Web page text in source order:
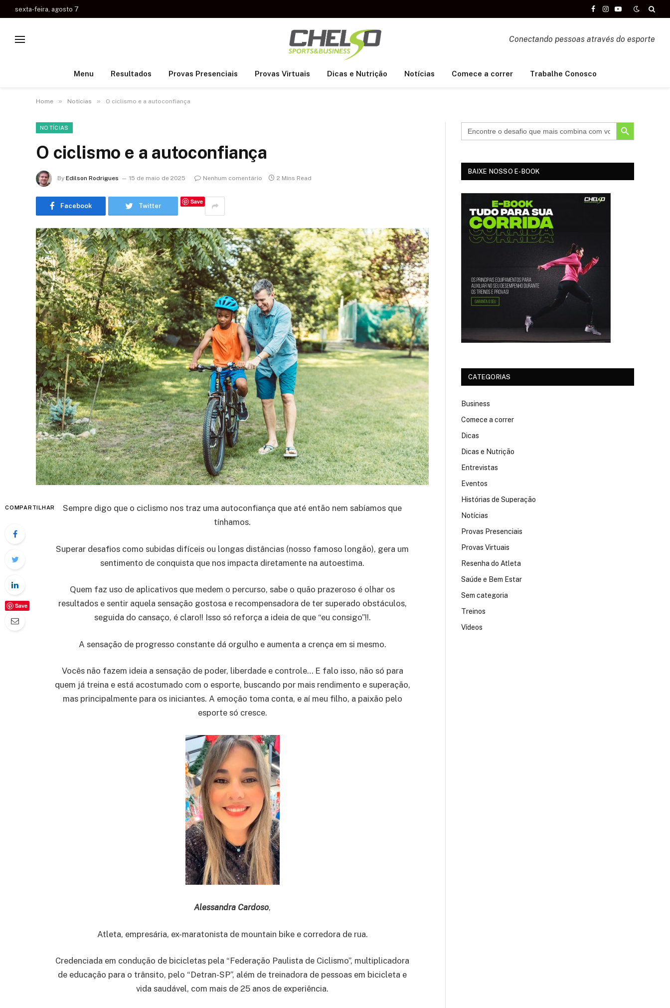
sexta-feira, agosto 7
Facebook
Instagram
YouTube
Conectando pessoas através do esporte
Menu Resultados Provas Presenciais Provas Virtuais Dicas e Nutrição Notícias Comece a correr Trabalhe Conosco
Home » Notícias » O ciclismo e a autoconfiança
NOTÍCIAS
O ciclismo e a autoconfiança
By Edilson Rodrigues 15 de maio de 2025 Nenhum comentário 2 Mins Read
Facebook Twitter
Save
COMPARTILHAR
Save
Sempre digo que o ciclismo nos traz uma autoconfiança que até então nem sabíamos que
tínhamos.
Superar desafios como subidas difíceis ou longas distâncias (nosso famoso longão), gera um
sentimento de conquista que nos impacta diretamente na autoestima.
Quem faz uso de aplicativos que medem o percurso, sabe o quão prazeroso é olhar os
resultados e sentir aquela sensação gostosa e recompensadora de ter superado obstáculos,
seguida do cansaço, é claro!! Isso só reforça a ideia de que “eu consigo”!!.
A sensação de progresso constante dá orgulho e aumenta a crença em si mesmo.
Vocês não fazem ideia a sensação de poder, liberdade e controle… E falo isso, não só para
quem já treina e está acostumado com o esporte, buscando por mais rendimento e superação,
mas principalmente para os iniciantes. A emoção toma conta, e aí meu filho, a paixão pelo
esporte só cresce.
Alessandra Cardoso,
Atleta, empresária, ex-maratonista de mountain bike e corredora de rua.
Credenciada em condução de bicicletas pela “Federação Paulista de Ciclismo”, multiplicadora
de educação para o trânsito, pelo “Detran-SP”, além de treinadora de pessoas em bicicleta e
vida saudável, com mais de 25 anos de experiência.
SEARCH BUTTON
BAIXE NOSSO E-BOOK
CATEGORIAS
Business
Comece a correr
Dicas
Dicas e Nutrição
Entrevistas
Eventos
Histórias de Superação
Notícias
Provas Presenciais
Provas Virtuais
Resenha do Atleta
Saúde e Bem Estar
Sem categoria
Treinos
Vídeos